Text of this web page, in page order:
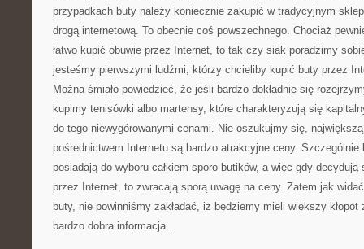
przypadkach buty należy koniecznie zakupić w tradycyjnym
drogą internetową. To obecnie coś powszechnego. Chociaż
łatwo kupić obuwie przez Internet, to tak czy siak poradzimy
jesteśmy pierwszymi ludźmi, którzy chcieliby kupić buty przez
Można śmiało powiedzieć, że jeśli bardzo dokładnie się
kupimy tenisówki albo martensy, które charakteryzują się
do tego niewygórowanymi cenami. Nie oszukujmy się,
pośrednictwem Internetu są bardzo atrakcyjne ceny.
posiadają do wyboru całkiem sporo butików, a więc gdy decydują
przez Internet, to zwracają sporą uwagę na ceny. Zatem jak
buty, nie powinniśmy zakładać, iż będziemy mieli większy
bardzo dobra informacja…